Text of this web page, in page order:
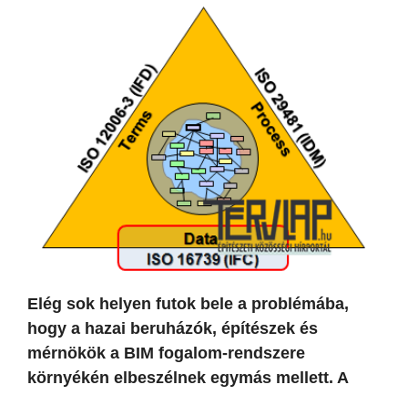
Elég sok helyen futok bele a problémába,
hogy a hazai beruházók, építészek és
mérnökök a BIM fogalom-rendszere
környékén elbeszélnek egymás mellett. A